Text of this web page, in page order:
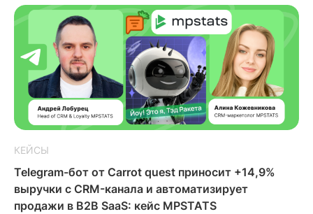
КЕЙСЫ
Telegram-бот от Carrot quest приносит +14,9%
выручки с CRM-канала и автоматизирует
продажи в B2B SaaS: кейс MPSTATS